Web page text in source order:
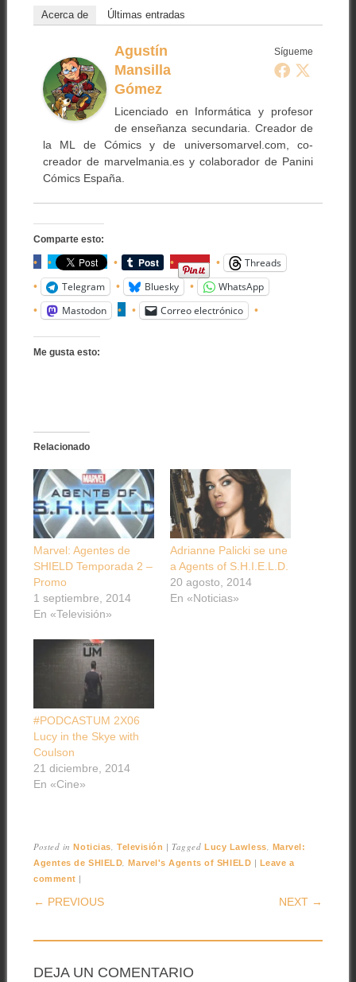
Acerca de Últimas entradas
Sígueme
Agustín
Mansilla
Gómez
Licenciado en Informática y profesor
de enseñanza secundaria. Creador de
la ML de Cómics y de universomarvel.com, co-
creador de marvelmania.es y colaborador de Panini
Cómics España.
Comparte esto:
Threads
Telegram
Bluesky
WhatsApp
Mastodon
Correo electrónico
Me gusta esto:
Relacionado
Marvel: Agentes de
SHIELD Temporada 2 –
Promo
1 septiembre, 2014
En «Televisión»
Adrianne Palicki se une
a Agents of S.H.I.E.L.D.
20 agosto, 2014
En «Noticias»
#PODCASTUM 2X06
Lucy in the Skye with
Coulson
21 diciembre, 2014
En «Cine»
Posted inNoticias Televisión |Tagged Lucy Lawless
Marvel:
Agentes de SHIELD ,Marvel's Agents of SHIELD | Leave a
comment |
POST NAVIGATION
← PREVIOUS NEXT →
DEJA UN COMENTARIO